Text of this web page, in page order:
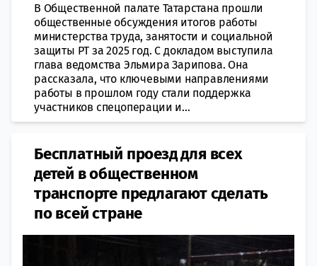
В Общественной палате Татарстана прошли
общественные обсуждения итогов работы
министерства труда, занятости и социальной
защиты РТ за 2025 год. С докладом выступила
глава ведомства Эльмира Зарипова. Она
рассказала, что ключевыми направлениями
работы в прошлом году стали поддержка
участников спецоперации и...
Бесплатный проезд для всех
детей в общественном
транспорте предлагают сделать
по всей стране